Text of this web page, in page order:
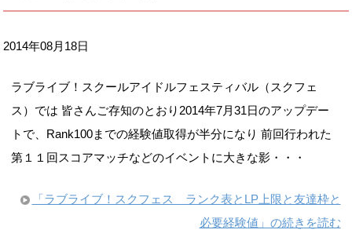
2014年08月18日
ラブライブ！スクールアイドルフェスティバル（スクフェ
ス）では 皆さんご存知のとおり2014年7月31日のアップデー
トで、Rank100までの経験値取得が半分になり 前回行われた
第１１回スコアマッチなどのイベントに大きな影・・・
「ラブライブ！スクフェス ランク表とLP上限と友達枠と
必要経験値」の続きを読む